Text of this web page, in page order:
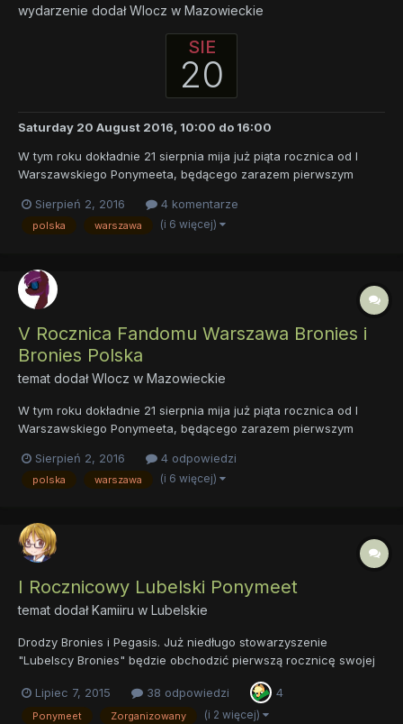
wydarzenie dodałWlocz w Mazowieckie
SIE
20
Saturday 20 August 2016, 10:00 do 16:00
W tym roku dokładnie 21 sierpnia mija już piąta rocznica od I
Warszawskiego Ponymeeta, będącego zarazem pierwszym
serdecznie na V Rocznice Fandomu Warszawa Bronies, będącą
zarazem V Rocznicą Polskiego fandomu. Odbędzie się on 20
Sierpień 2, 2016 4 komentarze
polska warszawa (i 6 więcej)
V Rocznica Fandomu Warszawa Bronies i
Bronies Polska
temat dodałWlocz w Mazowieckie
W tym roku dokładnie 21 sierpnia mija już piąta rocznica od I
Warszawskiego Ponymeeta, będącego zarazem pierwszym
serdecznie na V Rocznice Fandomu Warszawa Bronies, będącą
zarazem V Rocznicą Polskiego fandomu. Odbędzie się on 20
Sierpień 2, 2016 4 odpowiedzi
polska warszawa (i 6 więcej)
I Rocznicowy Lubelski Ponymeet
temat dodałKamiiru w Lubelskie
Drodzy Bronies i Pegasis. Już niedługo stowarzyszenie
"Lubelscy Bronies" będzie obchodzić pierwszą rocznicę swojej
Bronies" mamy zaszczyt zaprosić was wszystkich na nasz I
Rocznicowy Ponymeet który odbędzie się w Lublinie...
Lipiec 7, 2015 38 odpowiedzi 4
Ponymeet Zorganizowany (i 2 więcej)